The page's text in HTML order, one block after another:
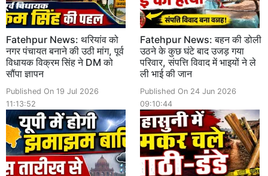
Fatehpur News: थरियांव को
नगर पंचायत बनाने की उठी मांग, पूर्व
विधायक विक्रम सिंह ने DM को
सौंपा ज्ञापन
Published On 19 Jul 2026
11:13:52
Fatehpur News: बहन की डोली
उठने के कुछ घंटे बाद उजड़ गया
परिवार, संपत्ति विवाद में भाइयों ने ले
ली भाई की जान
Published On 24 Jun 2026
09:10:44